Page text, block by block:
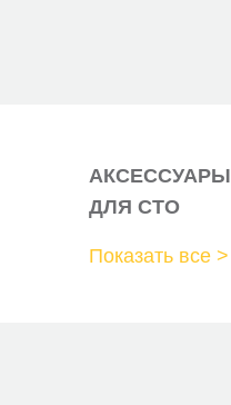
АКСЕССУАРЫ
ДЛЯ СТО
Показать все >